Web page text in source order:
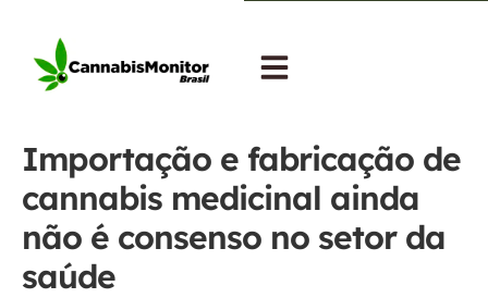
Importação e fabricação de
cannabis medicinal ainda
não é consenso no setor da
saúde